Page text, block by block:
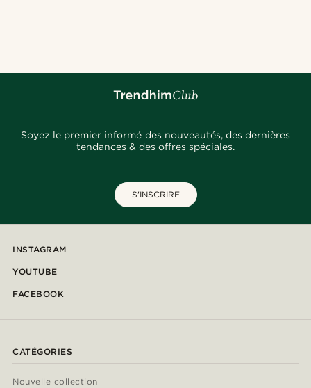
Soyez le premier informé des nouveautés, des dernières
tendances & des offres spéciales.
S'INSCRIRE
INSTAGRAM
YOUTUBE
FACEBOOK
CATÉGORIES
Nouvelle collection